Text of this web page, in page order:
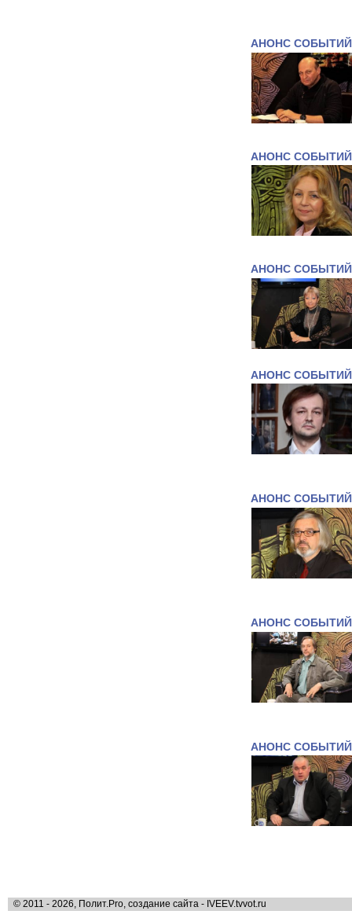
АНОНС СОБЫТИЙ
АНОНС СОБЫТИЙ
АНОНС СОБЫТИЙ
АНОНС СОБЫТИЙ
АНОНС СОБЫТИЙ
АНОНС СОБЫТИЙ
АНОНС СОБЫТИЙ
© 2011 - 2026, Полит.Pro, создание сайта - IVEEV.tvvot.ru